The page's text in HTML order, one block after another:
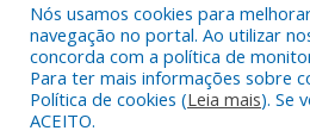
Todos os direitos reservados a
Marapanim.
Nós usamos cookies para
navegação no portal. Ao utilizar
concorda com a política de
Para ter mais informações sobre
Política de cookies (Leia mais). Se
ACEITO.